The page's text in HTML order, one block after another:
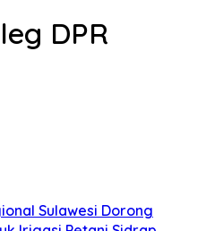
DPR
Sulawesi Dorong